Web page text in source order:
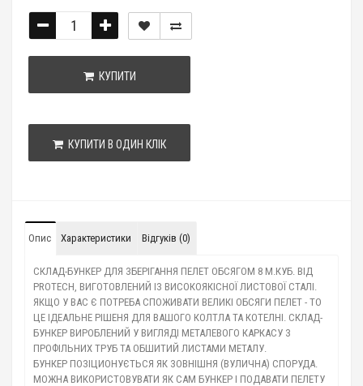
КУПИТИ
КУПИТИ В ОДИН КЛІК
Опис Характеристики Відгуків (0)
СКЛАД-БУНКЕР ДЛЯ ЗБЕРІГАННЯ ПЕЛЕТ ОБСЯГОМ 8 М.КУБ. ВІД
PROTECH, ВИГОТОВЛЕНИЙ ІЗ ВИСОКОЯКІСНОЇ ЛИСТОВОЇ СТАЛІ.
ЯКЩО У ВАС Є ПОТРЕБА СПОЖИВАТИ ВЕЛИКІ ОБСЯГИ ПЕЛЕТ - ТО
ЦЕ ІДЕАЛЬНЕ РІШЕНЯ ДЛЯ ВАШОГО КОЛТЛА ТА КОТЕЛНІ. СКЛАД-
БУНКЕР ВИРОБЛЕНИЙ У ВИГЛЯДІ МЕТАЛЕВОГО КАРКАСУ З
ПРОФІЛЬНИХ ТРУБ ТА ОБШИТИЙ ЛИСТАМИ МЕТАЛУ.
БУНКЕР ПОЗІЦИОНУЄТЬСЯ ЯК ЗОВНІШНЯ (ВУЛИЧНА) СПОРУДА.
МОЖНА ВИКОРИСТОВУВАТИ ЯК САМ БУНКЕР І ПОДАВАТИ ПЕЛЕТУ